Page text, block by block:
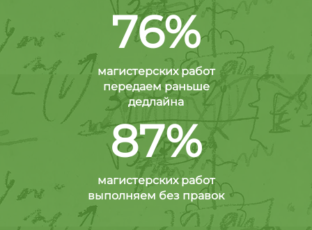
76%
магистерских работ
передаем раньше
дедлайна
87%
магистерских работ
выполняем без правок